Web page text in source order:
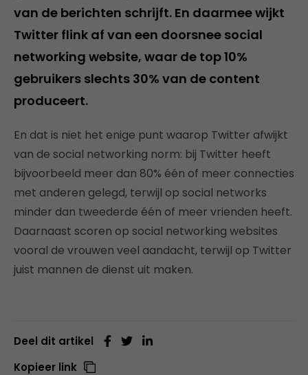
van de berichten schrijft. En daarmee wijkt
Twitter flink af van een doorsnee social
networking website, waar de top 10%
gebruikers slechts 30% van de content
produceert.
En dat is niet het enige punt waarop Twitter afwijkt
van de social networking norm: bij Twitter heeft
bijvoorbeeld meer dan 80% één of meer connecties
met anderen gelegd, terwijl op social networks
minder dan tweederde één of meer vrienden heeft.
Daarnaast scoren op social networking websites
vooral de vrouwen veel aandacht, terwijl op Twitter
juist mannen de dienst uit maken.
Deel dit artikel
Kopieer link